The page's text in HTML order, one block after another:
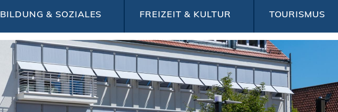
BILDUNG & SOZIALES FREIZEIT & KULTUR TOURISMUS